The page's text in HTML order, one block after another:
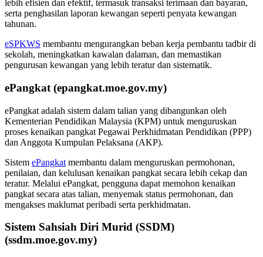
lebih efisien dan efektif, termasuk transaksi terimaan dan bayaran,
serta penghasilan laporan kewangan seperti penyata kewangan
tahunan.
eSPKWS membantu mengurangkan beban kerja pembantu tadbir di
sekolah, meningkatkan kawalan dalaman, dan memastikan
pengurusan kewangan yang lebih teratur dan sistematik.
ePangkat (epangkat.moe.gov.my)
ePangkat adalah sistem dalam talian yang dibangunkan oleh
Kementerian Pendidikan Malaysia (KPM) untuk menguruskan
proses kenaikan pangkat Pegawai Perkhidmatan Pendidikan (PPP)
dan Anggota Kumpulan Pelaksana (AKP).
Sistem ePangkat membantu dalam menguruskan permohonan,
penilaian, dan kelulusan kenaikan pangkat secara lebih cekap dan
teratur. Melalui ePangkat, pengguna dapat memohon kenaikan
pangkat secara atas talian, menyemak status permohonan, dan
mengakses maklumat peribadi serta perkhidmatan.
Sistem Sahsiah Diri Murid (SSDM)
(ssdm.moe.gov.my)